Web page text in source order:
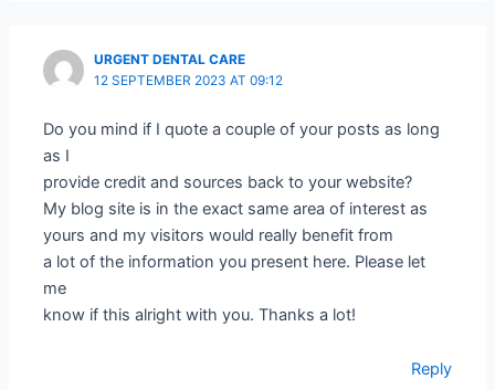
URGENT DENTAL CARE
12 SEPTEMBER 2023 AT 09:12
Do you mind if I quote a couple of your posts as long
as I
provide credit and sources back to your website?
My blog site is in the exact same area of interest as
yours and my visitors would really benefit from
a lot of the information you present here. Please let
me
know if this alright with you. Thanks a lot!
Reply